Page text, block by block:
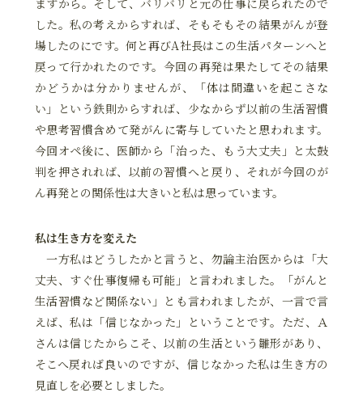
ますから。そして、バリバリと元の仕事に戻られたので
した。私の考えからすれば、そもそもその結果がんが登
場したのにです。何と再びA社長はこの生活パターンへと
戻って行かれたのです。今回の再発は果たしてその結果
かどうかは分かりませんが、「体は間違いを起こさな
い」という鉄則からすれば、少なからず以前の生活習慣
や思考習慣含めて発がんに寄与していたと思われます。
今回オペ後に、医師から「治った、もう大丈夫」と太鼓
判を押されれば、以前の習慣へと戻り、それが今回のが
ん再発との関係性は大きいと私は思っています。
私は生き方を変えた
一方私はどうしたかと言うと、勿論主治医からは「大
丈夫、すぐ仕事復帰も可能」と言われました。「がんと
生活習慣など関係ない」とも言われましたが、一言で言
えば、私は「信じなかった」ということです。ただ、Ａ
さんは信じたからこそ、以前の生活という雛形があり、
そこへ戻れば良いのですが、信じなかった私は生き方の
見直しを必要としました。